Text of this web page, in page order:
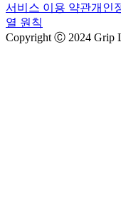
서비스 이용 약관개인
열 원칙
Copyright Ⓒ 2024 Grip